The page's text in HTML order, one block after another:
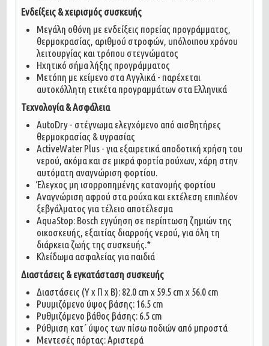
Ενδείξεις & χειρισμός συσκευής
Μεγάλη οθόνη με ενδείξεις πορείας προγράμματος,
θερμοκρασίας, αριθμού στροφών, υπόλοιπου χρόνου
λειτουργίας και τρόπου στεγνώματος
Ηχητικό σήμα λήξης προγράμματος
Μετόπη με κείμενο στα Αγγλικά - παρέχεται
αυτοκόλλητη ετικέτα προγραμμάτων στα Ελληνικά
Τεχνολογία & Ασφάλεια
AutoDry - στέγνωμα ελεγχόμενο από αισθητήρες
θερμοκρασίας & υγρασίας
ActiveWater Plus - για εξαιρετικά αποδοτική χρήση του
νερού, ακόμα και σε μικρά φορτία ρούχων, χάρη στην
αυτόματη αναγνώριση φορτίου.
Έλεγχος μη ισορροπημένης κατανομής φορτίου
Αναγνώριση αφρού στα ρούχα και εκτέλεση επιπλέον
ξεβγάλματος για τέλειο αποτέλεσμα
AquaStop: Bosch εγγύηση σε περίπτωση ζημιών της
οικοσκευής, εξαιτίας διαρροής νερού, για όλη τη
διάρκεια ζωής της συσκευής.*
Κλείδωμα ασφαλείας για παιδιά
Διαστάσεις & εγκατάσταση συσκευής
Διαστάσεις (Υ x Π x Β): 82.0 cm x 59.5 cm x 56.0 cm
Ρυυμιζόμενο ύψος βάσης: 16.5 cm
Ρυθμιζόμενο βάθος βάσης: 6.5 cm
Ρύθμιση κατ΄ ύψος των πίσω ποδιών από μπροστά
Μεντεσές πόρτας: Αριστερά